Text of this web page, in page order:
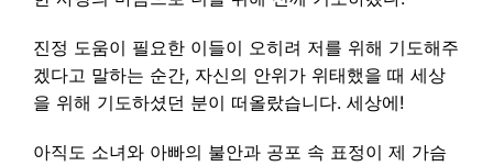
진정 도움이 필요한 이들이 오히려 저를 위해 기도해주
겠다고 말하는 순간, 자신의 안위가 위태했을 때 세상
을 위해 기도하셨던 분이 떠올랐습니다. 세상에!
아직도 소녀와 아빠의 불안과 공포 속 표정이 제 가슴